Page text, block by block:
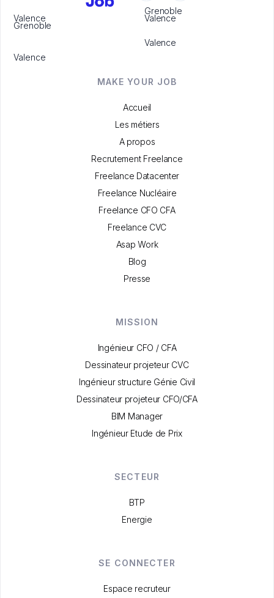
Valence Valence
Grenoble
Valence
Grenoble
Valence
MAKE YOUR JOB
Accueil
Les métiers
A propos
Recrutement Freelance
Freelance Datacenter
Freelance Nucléaire
Freelance CFO CFA
Freelance CVC
Asap Work
Blog
Presse
MISSION
Ingénieur CFO / CFA
Dessinateur projeteur CVC
Ingénieur structure Génie Civil
Dessinateur projeteur CFO/CFA
BIM Manager
Ingénieur Etude de Prix
SECTEUR
BTP
Energie
SE CONNECTER
Espace recruteur